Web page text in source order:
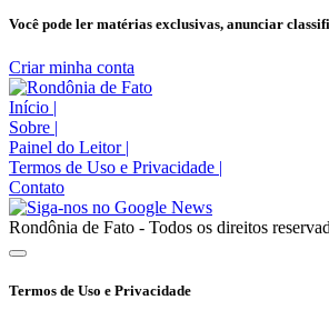
Você pode ler matérias exclusivas, anunciar
Criar minha conta
Início |
Sobre |
Painel do Leitor |
Termos de Uso e Privacidade |
Contato
Rondônia de Fato - Todos os direitos
Termos de Uso e Privacidade